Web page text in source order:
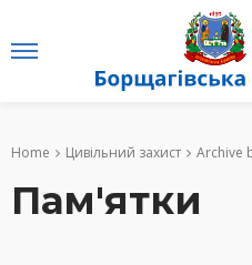
Home Цивільний захист Archive
Пам'ятки